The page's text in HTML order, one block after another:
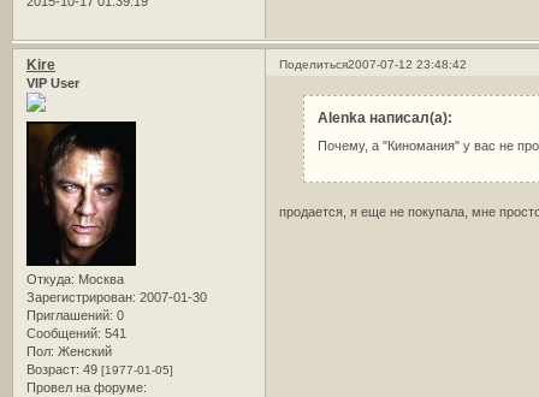
Поделиться2007-07-12 23:48:42
Kire
VIP User
Откуда: Москва
Зарегистрирован: 2007-01-30
Приглашений: 0
Сообщений: 541
Пол: Женский
Возраст: 49 [1977-01-05]
Провел на форуме:
Alenka написал(а):
Почему, а "Киномания" у вас не
продается, я еще не покупала, мне